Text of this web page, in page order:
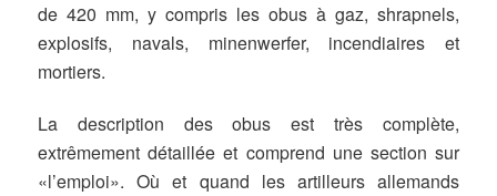
de 420 mm, y compris les obus à gaz, shrapnels,
explosifs, navals, minenwerfer, incendiaires et
mortiers.
La description des obus est très complète,
extrêmement détaillée et comprend une section sur
«l’emploi». Où et quand les artilleurs allemands